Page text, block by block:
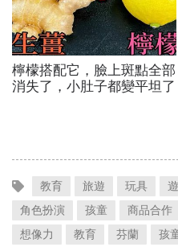
檸檬搭配它，臉上斑點全部
消失了，小肚子都變平坦了
教育 旅遊 玩具
角色扮演
孩童 商品合作
想像力
教育 芬蘭 孩